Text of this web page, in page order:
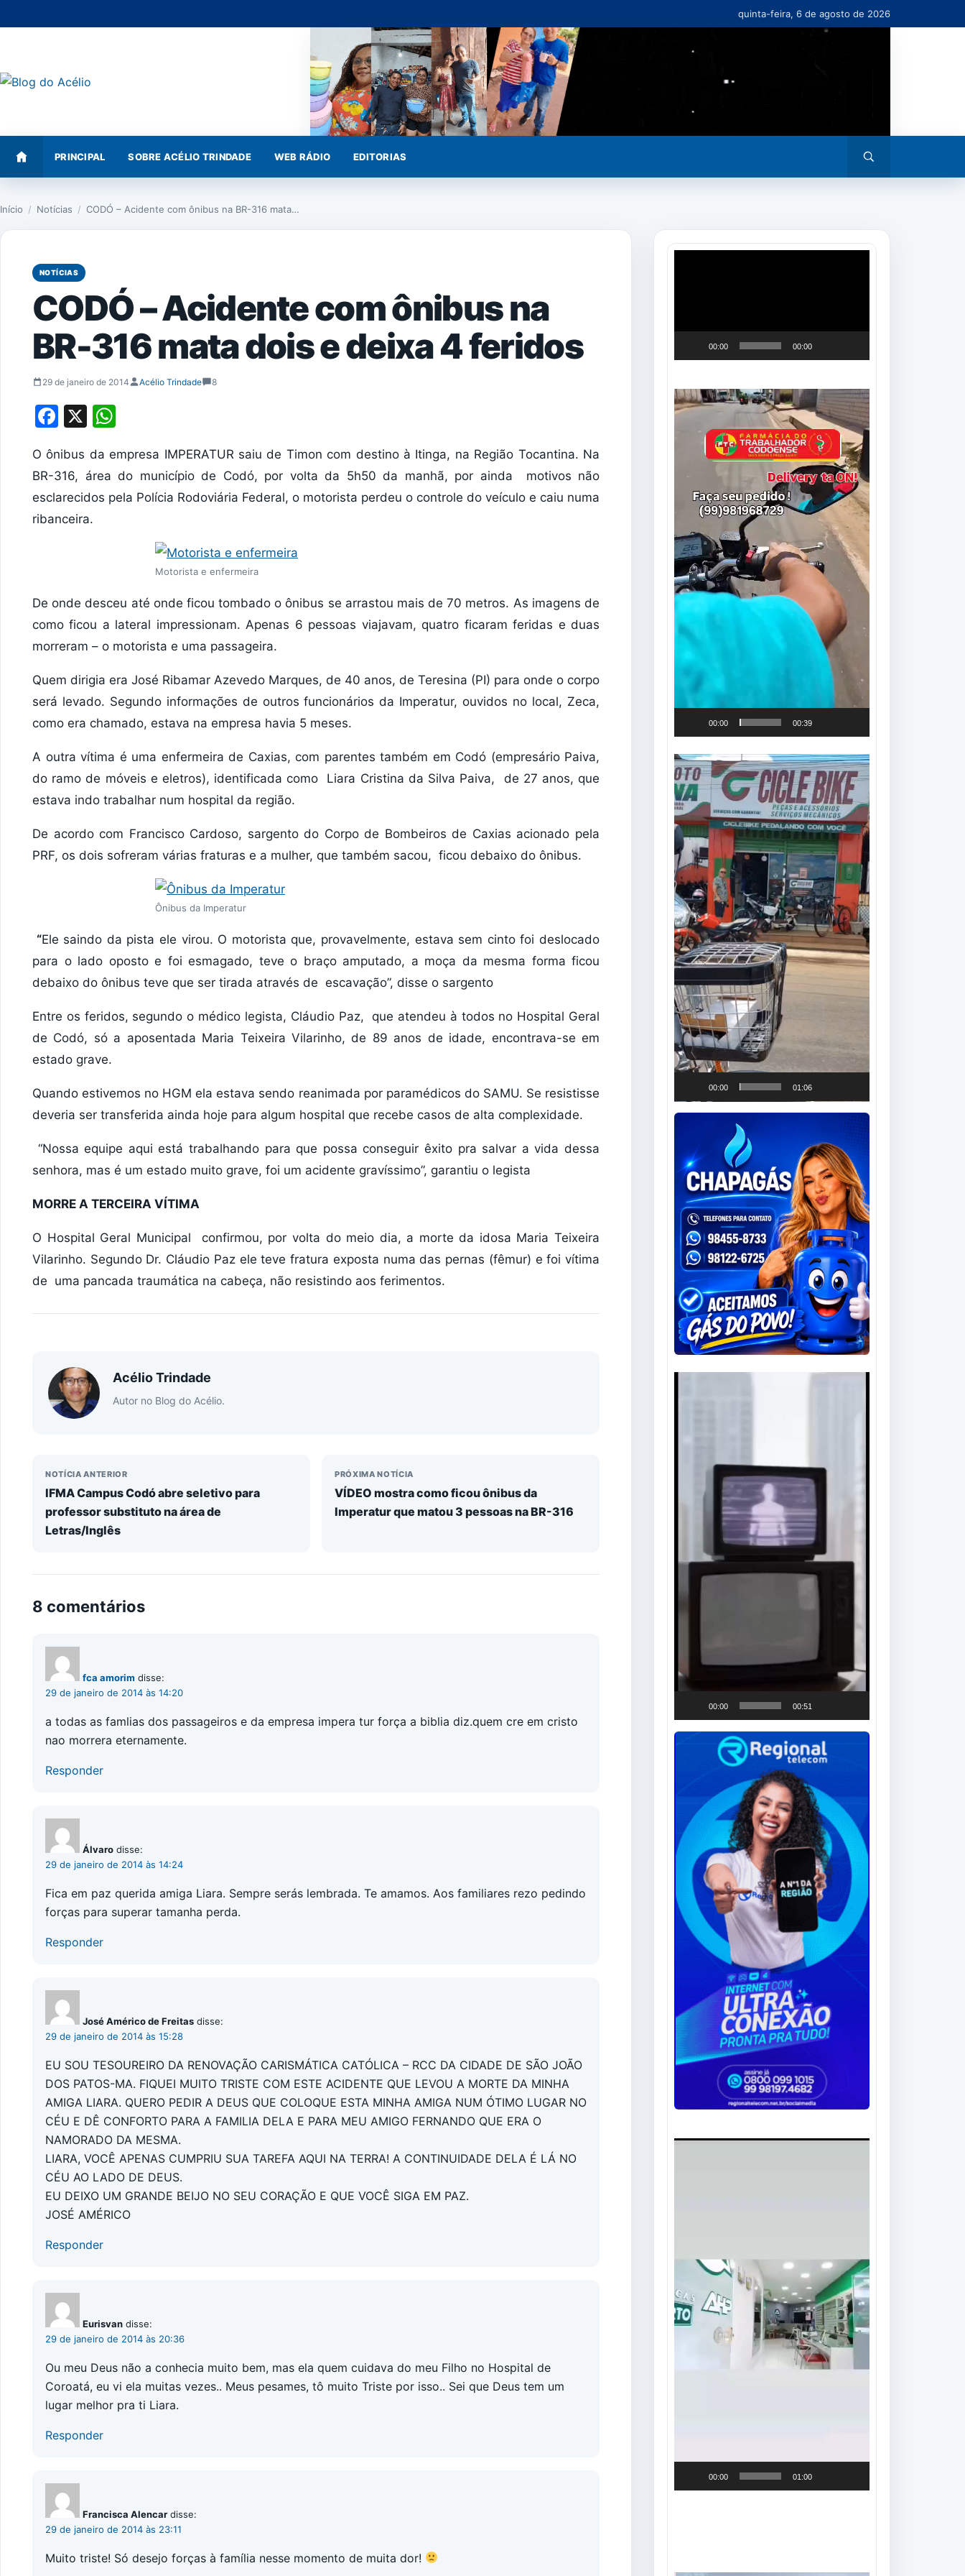
para
quinta-feira, 6 de agosto de 2026
PRINCIPAL SOBRE ACÉLIO TRINDADE WEB RÁDIO EDITORIAS
busca
Início / Notícias / CODÓ – Acidente com ônibus na BR-316 mata…
NOTÍCIAS
CODÓ – Acidente com ônibus na
BR-316 mata dois e deixa 4 feridos
29 de janeiro de 2014 Acélio Trindade 8
Facebook
X
O ônibus da empresa IMPERATUR saiu de Timon com destino à Itinga, na Região Tocantina. Na
BR-316, área do município de Codó, por volta da 5h50 da manhã, por ainda motivos não
esclarecidos pela Polícia Rodoviária Federal, o motorista perdeu o controle do veículo e caiu numa
ribanceira.
Motorista e enfermeira
De onde desceu até onde ficou tombado o ônibus se arrastou mais de 70 metros. As imagens de
como ficou a lateral impressionam. Apenas 6 pessoas viajavam, quatro ficaram feridas e duas
morreram – o motorista e uma passageira.
Quem dirigia era José Ribamar Azevedo Marques, de 40 anos, de Teresina (PI) para onde o corpo
será levado. Segundo informações de outros funcionários da Imperatur, ouvidos no local, Zeca,
como era chamado, estava na empresa havia 5 meses.
A outra vítima é uma enfermeira de Caxias, com parentes também em Codó (empresário Paiva,
do ramo de móveis e eletros), identificada como Liara Cristina da Silva Paiva, de 27 anos, que
estava indo trabalhar num hospital da região.
De acordo com Francisco Cardoso, sargento do Corpo de Bombeiros de Caxias acionado pela
PRF, os dois sofreram várias fraturas e a mulher, que também sacou, ficou debaixo do ônibus.
Ônibus da Imperatur
“Ele saindo da pista ele virou. O motorista que, provavelmente, estava sem cinto foi deslocado
para o lado oposto e foi esmagado, teve o braço amputado, a moça da mesma forma ficou
debaixo do ônibus teve que ser tirada através de escavação”, disse o sargento
Entre os feridos, segundo o médico legista, Cláudio Paz, que atendeu à todos no Hospital Geral
de Codó, só a aposentada Maria Teixeira Vilarinho, de 89 anos de idade, encontrava-se em
estado grave.
Quando estivemos no HGM ela estava sendo reanimada por paramédicos do SAMU. Se resistisse
deveria ser transferida ainda hoje para algum hospital que recebe casos de alta complexidade.
“Nossa equipe aqui está trabalhando para que possa conseguir êxito pra salvar a vida dessa
senhora, mas é um estado muito grave, foi um acidente gravíssimo”, garantiu o legista
MORRE A TERCEIRA VÍTIMA
O Hospital Geral Municipal confirmou, por volta do meio dia, a morte da idosa Maria Teixeira
Vilarinho. Segundo Dr. Cláudio Paz ele teve fratura exposta numa das pernas (fêmur) e foi vítima
de uma pancada traumática na cabeça, não resistindo aos ferimentos.
Acélio Trindade
Autor no Blog do Acélio.
NOTÍCIA ANTERIOR
IFMA Campus Codó abre seletivo para
professor substituto na área de
Letras/Inglês
PRÓXIMA NOTÍCIA
VÍDEO mostra como ficou ônibus da
Imperatur que matou 3 pessoas na BR-316
8 comentários
fca amorim disse:
29 de janeiro de 2014 às 14:20
a todas as famlias dos passageiros e da empresa impera tur força a biblia diz.quem cre em cristo
nao morrera eternamente.
Responder
Álvaro disse:
29 de janeiro de 2014 às 14:24
Fica em paz querida amiga Liara. Sempre serás lembrada. Te amamos. Aos familiares rezo pedindo
forças para superar tamanha perda.
Responder
José Américo de Freitas disse:
29 de janeiro de 2014 às 15:28
EU SOU TESOUREIRO DA RENOVAÇÃO CARISMÁTICA CATÓLICA – RCC DA CIDADE DE SÃO JOÃO
DOS PATOS-MA. FIQUEI MUITO TRISTE COM ESTE ACIDENTE QUE LEVOU A MORTE DA MINHA
AMIGA LIARA. QUERO PEDIR A DEUS QUE COLOQUE ESTA MINHA AMIGA NUM ÓTIMO LUGAR NO
CÉU E DÊ CONFORTO PARA A FAMILIA DELA E PARA MEU AMIGO FERNANDO QUE ERA O
NAMORADO DA MESMA.
LIARA, VOCÊ APENAS CUMPRIU SUA TAREFA AQUI NA TERRA! A CONTINUIDADE DELA É LÁ NO
CÉU AO LADO DE DEUS.
EU DEIXO UM GRANDE BEIJO NO SEU CORAÇÃO E QUE VOCÊ SIGA EM PAZ.
JOSÉ AMÉRICO
Responder
Eurisvan disse:
29 de janeiro de 2014 às 20:36
Ou meu Deus não a conhecia muito bem, mas ela quem cuidava do meu Filho no Hospital de
Coroatá, eu vi ela muitas vezes.. Meus pesames, tô muito Triste por isso.. Sei que Deus tem um
lugar melhor pra ti Liara.
Responder
Francisca Alencar disse:
29 de janeiro de 2014 às 23:11
Muito triste! Só desejo forças à família nesse momento de muita dor!
00:00 00:00
Tocador
de
vídeo
00:00 00:39
Tocador
de
vídeo
00:00 01:06
00:00 00:51
00:00 01:00